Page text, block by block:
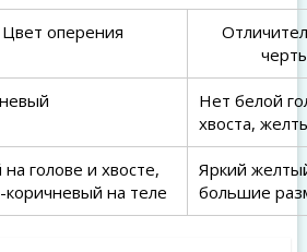
Цвет оперения
Нет белой
хвоста,
голове и хвосте,
коричневый на теле
Яркий
большие